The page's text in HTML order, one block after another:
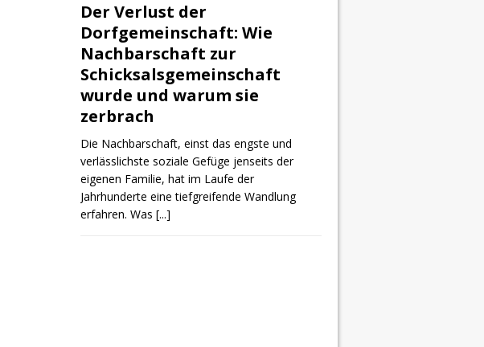
Der Verlust der
Dorfgemeinschaft: Wie
Nachbarschaft zur
Schicksalsgemeinschaft
wurde und warum sie
zerbrach
Die Nachbarschaft, einst das engste und
verlässlichste soziale Gefüge jenseits der
eigenen Familie, hat im Laufe der
Jahrhunderte eine tiefgreifende Wandlung
erfahren. Was [...]